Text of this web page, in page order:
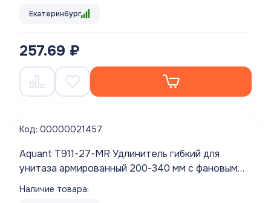
Екатеринбург
257.69 ₽
Код: 00000021457
Aquant T911-27-MR Удлинитель гибкий для
унитаза армированный 200-340 мм с фановым
выпуском 110 мм
Наличие товара: